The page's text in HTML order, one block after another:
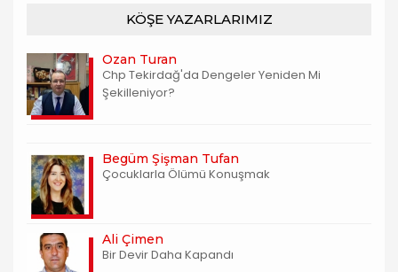
KÖŞE YAZARLARIMIZ
Ozan Turan
Chp Tekirdağ'da Dengeler Yeniden Mi
Şekilleniyor?
Begüm Şişman Tufan
Çocuklarla Ölümü Konuşmak
Ali Çimen
Bir Devir Daha Kapandı